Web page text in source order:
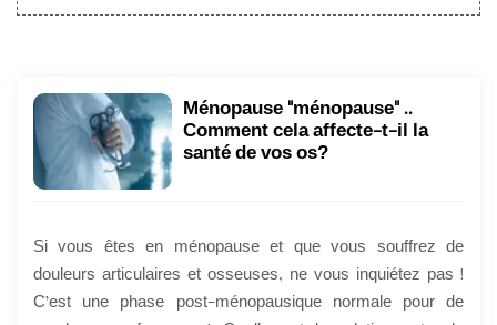
Ménopause "ménopause" ..
Comment cela affecte-t-il la
santé de vos os?
Si vous êtes en ménopause et que vous souffrez de
douleurs articulaires et osseuses, ne vous inquiétez pas !
C’est une phase post-ménopausique normale pour de